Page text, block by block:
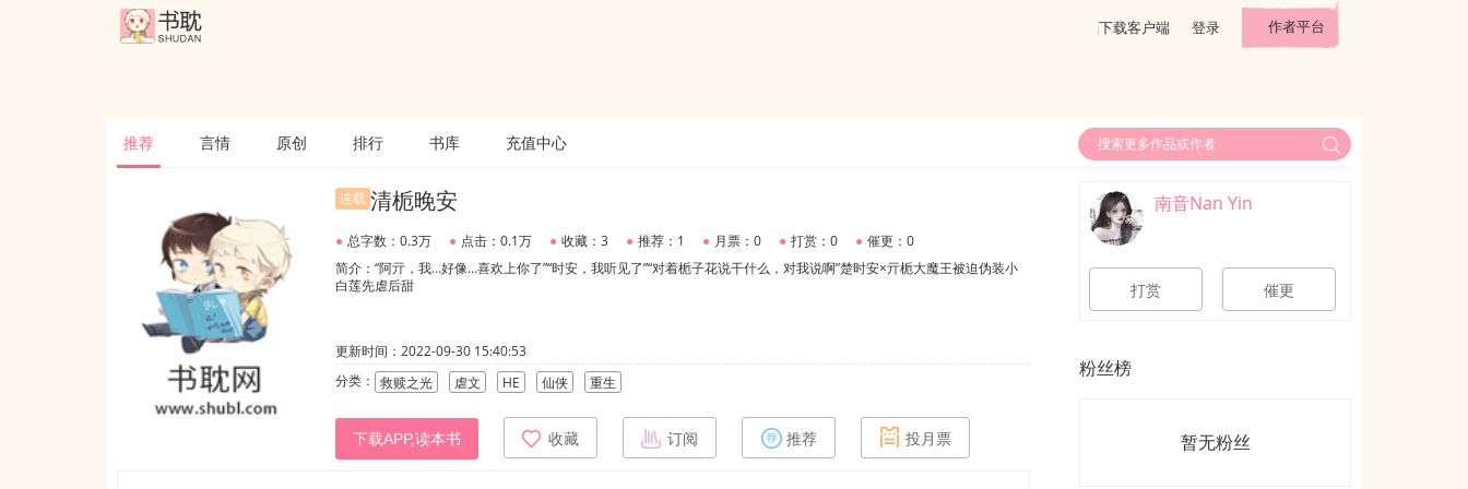
下载客户端 登录 作者平台
推荐 言情 原创 排行 书库 充值中心
连载 清栀晚安
● 总字数：0.3万 ● 点击：0.1万 ● 收藏：3 ● 推荐：1 ● 月票：0 ● 打赏：0 ● 催更：0
简介：“阿亓，我…好像…喜欢上你了”“时安，我听见了”“对着栀子花说干什么，对我说啊”楚时安×亓栀大魔王被迫伪装小
白莲先虐后甜
更新时间：2022-09-30 15:40:53
分类： 救赎之光 虐文 HE 仙侠 重生
下载APP,读本书 收藏 订阅 推荐 投月票
南音Nan Yin
打赏 催更
粉丝榜
暂无粉丝